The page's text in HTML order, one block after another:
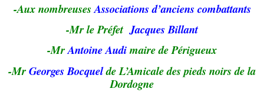
-Aux nombreusesAssociations d’anciens combattants
-Mr le Préfet Jacques Billant
-MrAntoine Audimaire de Périgueux
-MrGeorges Bocquelde L’Amicale des pieds noirs de la
Dordogne